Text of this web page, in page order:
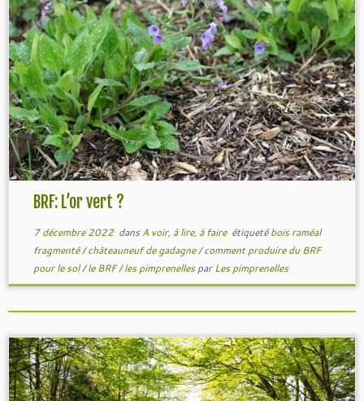
BRF: L’or vert ?
7 décembre 2022dans A voir, à lire, à faire étiquetébois raméal
fragmenté/châteauneuf de gadagne/comment produire du BRF
pour le sol/le BRF/les pimprenellesparLes pimprenelles